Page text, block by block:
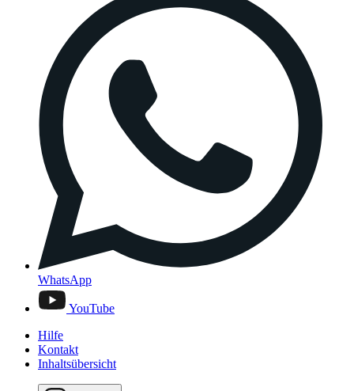
WhatsApp
YouTube
Hilfe
Kontakt
Inhaltsübersicht